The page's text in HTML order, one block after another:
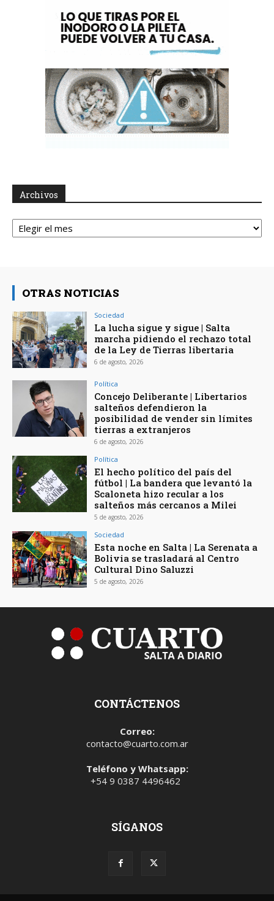
Archivos
Archivos
OTRAS NOTICIAS
Sociedad
La lucha sigue y sigue | Salta
marcha pidiendo el rechazo total
de la Ley de Tierras libertaria
6 de agosto, 2026
Política
Concejo Deliberante | Libertarios
salteños defendieron la
posibilidad de vender sin límites
tierras a extranjeros
6 de agosto, 2026
Política
El hecho político del país del
fútbol | La bandera que levantó la
Scaloneta hizo recular a los
salteños más cercanos a Milei
5 de agosto, 2026
Sociedad
Esta noche en Salta | La Serenata a
Bolivia se trasladará al Centro
Cultural Dino Saluzzi
5 de agosto, 2026
CONTÁCTENOS
Correo:
contacto@cuarto.com.ar
Teléfono y Whatsapp:
+54 9 0387 4496462
SÍGANOS